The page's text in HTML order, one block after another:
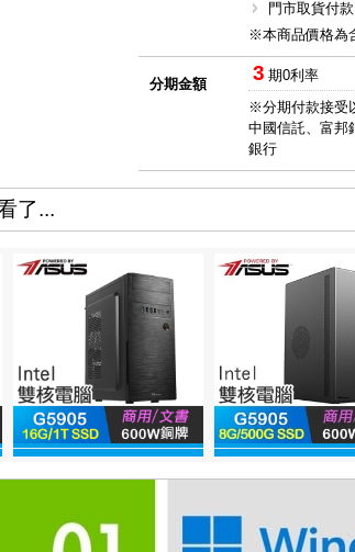
門市取貨付款
※本商品價格為
分期金額 3 期0利率
※分期付款接受
中國信託、富邦
銀行
了...